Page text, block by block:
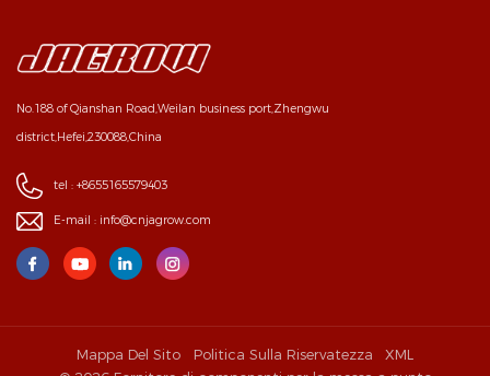
No.188 of Qianshan Road,Weilan business port,Zhengwu
district,Hefei,230088,China
tel : +8655165579403
E-mail : info@cnjagrow.com
Mappa Del Sito Politica Sulla Riservatezza
XML